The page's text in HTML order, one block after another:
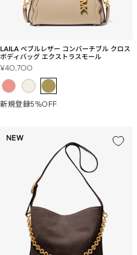
LAILA ぺブルレザー コンバーチブル クロス
ボディバッグ エクストラスモール
セ
ー
ル
格
¥40,700
新規登録5%OFF
NEW